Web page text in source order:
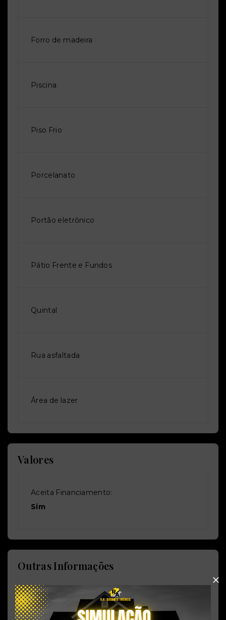
Forro de madeira
Piscina
Piso Frio
Porcelanato
Portão eletrônico
Pátio Frente e Fundos
Quintal
Rua asfaltada
Área de lazer
Valores
Aceita Financiamento:
Sim
Outras Informações
Referência:
91170506